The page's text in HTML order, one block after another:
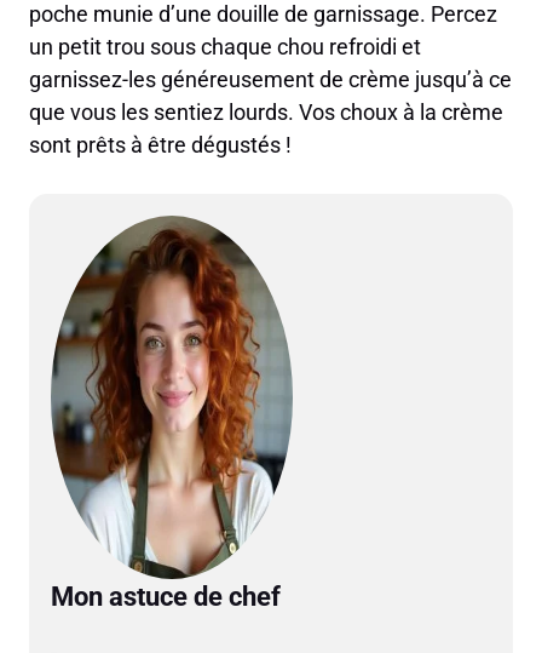
poche munie d’une douille de garnissage. Percez
un petit trou sous chaque chou refroidi et
garnissez-les généreusement de crème jusqu’à ce
que vous les sentiez lourds. Vos choux à la crème
sont prêts à être dégustés !
Mon astuce de chef